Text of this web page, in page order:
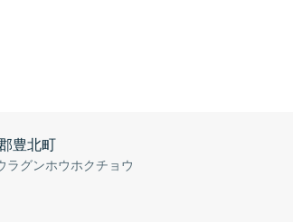
豊北町
ラグンホウホクチョウ